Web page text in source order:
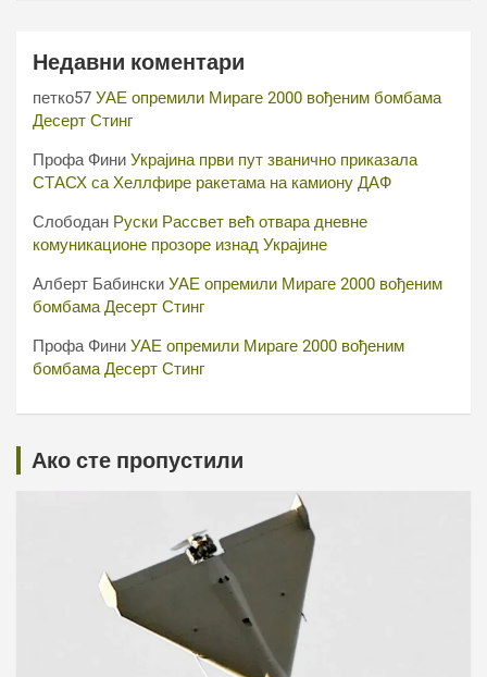
Недавни коментари
петко57 УАЕ опремили Мираге 2000 вођеним бомбама
Десерт Стинг
Профа Фини Украјина први пут званично приказала
СТАСХ са Хеллфире ракетама на камиону ДАФ
Слободан Руски Рассвет већ отвара дневне
комуникационе прозоре изнад Украјине
Алберт Бабински УАЕ опремили Мираге 2000 вођеним
бомбама Десерт Стинг
Профа Фини УАЕ опремили Мираге 2000 вођеним
бомбама Десерт Стинг
Ако сте пропустили